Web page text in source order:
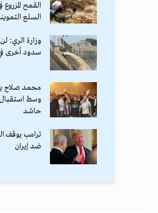
القمح
السلع
وزارة الري:
سدود أخرى في
محمد صلاح
وسط
حاشد
ترامب يوقف
ضد إيران